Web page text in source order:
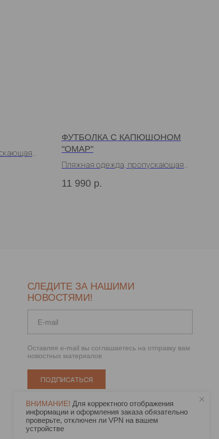
ФУТБОЛКА С КАПЮШОНОМ
"ОМАР"
Пляжная одежда, пропускающая
11 990 р.
СЛЕДИТЕ ЗА НАШИМИ
НОВОСТЯМИ!
Оставляя e-mail вы соглашаетесь на отправку вам
новостных материалов
ПОДПИСАТЬСЯ
ВНИМАНИЕ! Для корректного отображения
информации и оформления заказа обязательно
проверьте, отключен ли VPN на вашем
устройстве